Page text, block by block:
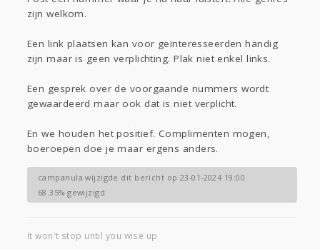
Aangeboden
Lezen
zijn welkom.
Een link plaatsen kan voor geïnteresseerden handig
zijn maar is geen verplichting. Plak niet enkel links.
Een gesprek over de voorgaande nummers wordt
gewaardeerd maar ook dat is niet verplicht.
En we houden het positief. Complimenten mogen,
boeroepen doe je maar ergens anders.
campanula wijzigde dit bericht op 23-01-2024 19:00
68.35% gewijzigd
It won't stop until you wise up